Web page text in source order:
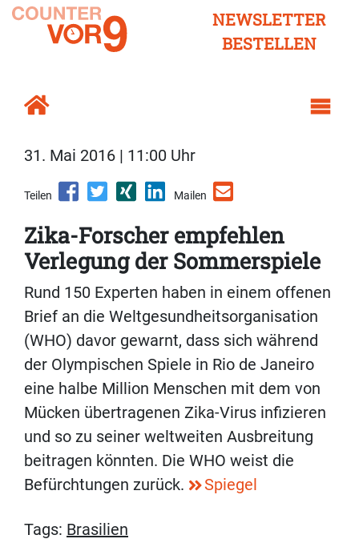
NEWSLETTER
BESTELLEN
31. Mai 2016 | 11:00 Uhr
Teilen Mailen
Zika-Forscher empfehlen
Verlegung der Sommerspiele
Rund 150 Experten haben in einem offenen
Brief an die Weltgesundheitsorganisation
(WHO) davor gewarnt, dass sich während
der Olympischen Spiele in Rio de Janeiro
eine halbe Million Menschen mit dem von
Mücken übertragenen Zika-Virus infizieren
und so zu seiner weltweiten Ausbreitung
beitragen könnten. Die WHO weist die
Befürchtungen zurück.
Spiegel
Tags: Brasilien